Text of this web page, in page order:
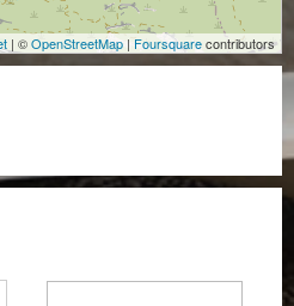
| ©OpenStreetMap |Foursquarecontributors